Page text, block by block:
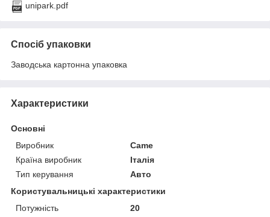
unipark.pdf
Спосіб упаковки
Заводська картонна упаковка
Характеристики
Основні
Виробник
Came
Країна виробник
Італія
Тип керування
Авто
Користувальницькі характеристики
Потужність
20